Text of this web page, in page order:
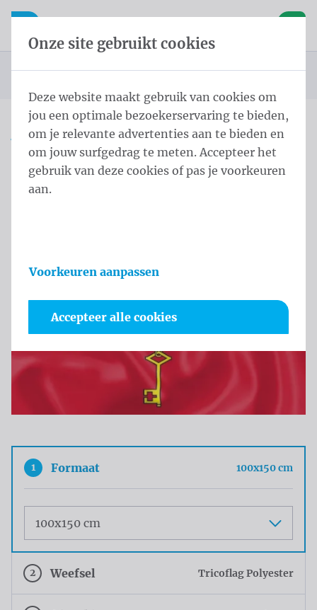
Inhoud overslaan
Taalkeuze overslaan
Open mobiele navigatie
Startpagina
Producten
Vlaggen
Officiële vlaggen
Landenvlaggen
Landenvlaggen Europa Vlag Gibraltar 100x150 cm
Vlag Gibraltar 100x150 cm
Productinformatie
1 Formaat 100x150 cm
2 Weefsel Tricoflag Polyester
Onze site gebruikt cookies
Deze website maakt gebruik van cookies om
jou een optimale bezoekerservaring te bieden,
om je relevante advertenties aan te bieden en
om jouw surfgedrag te meten. Accepteer het
gebruik van deze cookies of pas je voorkeuren
aan.
Voorkeuren aanpassen
Accepteer alle cookies